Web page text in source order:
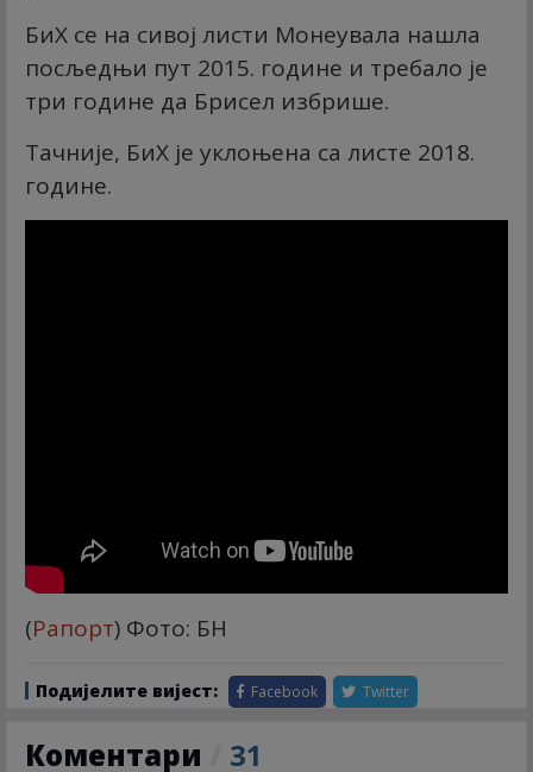
БиХ се на сивој листи Монеyвала нашла
посљедњи пут 2015. године и требало је
три године да Брисел избрише.
Тачније, БиХ је уклоњена са листе 2018.
године.
(Рапорт) Фото: БН
Подијелите вијест: Facebook Twitter
Коментари 31